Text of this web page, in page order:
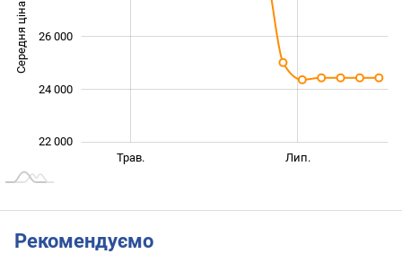
Середня ціна 22 000
22 000
24 000
26 000
Трав. Лип.
Рекомендуємо